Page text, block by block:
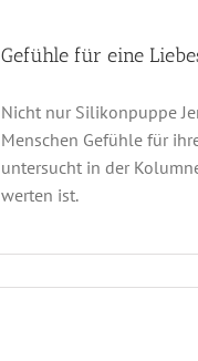
Gefühle für eine
Nicht nur Silikonpuppe
Menschen Gefühle für
untersucht in der
werten ist.